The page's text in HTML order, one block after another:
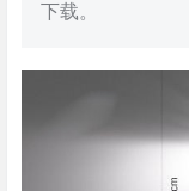
下载。